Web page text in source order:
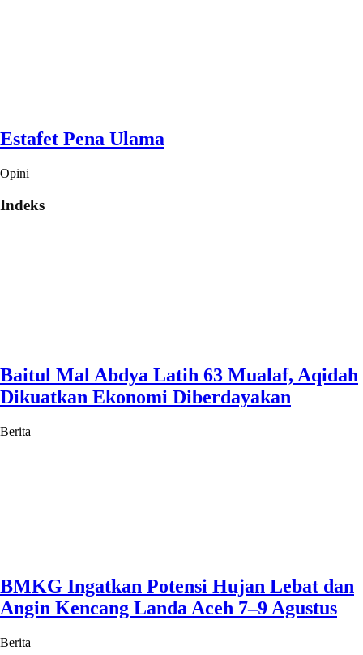
Estafet Pena Ulama
Opini
Indeks
Baitul Mal Abdya Latih 63 Mualaf, Aqidah
Dikuatkan Ekonomi Diberdayakan
Berita
BMKG Ingatkan Potensi Hujan Lebat dan
Angin Kencang Landa Aceh 7–9 Agustus
Berita